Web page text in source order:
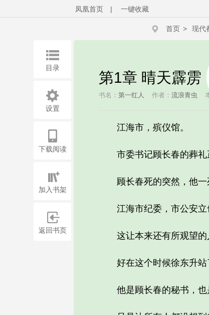
凤凰首页 | 一键收藏
首页 > 现代
第1章 晴天霹雳
书名： 第一红人 作者： 流浪青虫
江海市，殡仪馆。
市委书记顾长春的葬礼
顾长春死的突然，他一
江海市纪委，市公安立
这让本来还有所观望的
好在这个时候徐东升站
他是顾长春的秘书，也
目录
设置
下载阅读
加入书架
返回书页